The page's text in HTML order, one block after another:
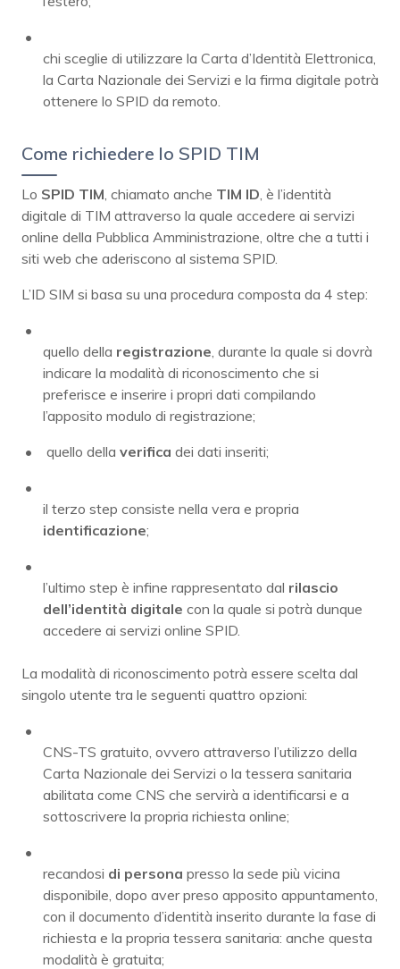
chi sceglie di utilizzare la Carta d’Identità Elettronica,
la Carta Nazionale dei Servizi e la firma digitale potrà
ottenere lo SPID da remoto.
Come richiedere lo SPID TIM
Lo SPID TIM, chiamato anche TIM ID, è l’identità
digitale di TIM attraverso la quale accedere ai servizi
online della Pubblica Amministrazione, oltre che a tutti i
siti web che aderiscono al sistema SPID.
L’ID SIM si basa su una procedura composta da 4 step:
quello della registrazione, durante la quale si dovrà
indicare la modalità di riconoscimento che si
preferisce e inserire i propri dati compilando
l’apposito modulo di registrazione;
quello della verifica dei dati inseriti;
il terzo step consiste nella vera e propria
identificazione;
l’ultimo step è infine rappresentato dal rilascio
dell’identità digitale con la quale si potrà dunque
accedere ai servizi online SPID.
La modalità di riconoscimento potrà essere scelta dal
singolo utente tra le seguenti quattro opzioni:
CNS-TS gratuito, ovvero attraverso l’utilizzo della
Carta Nazionale dei Servizi o la tessera sanitaria
abilitata come CNS che servirà a identificarsi e a
sottoscrivere la propria richiesta online;
recandosi di persona presso la sede più vicina
disponibile, dopo aver preso apposito appuntamento,
con il documento d’identità inserito durante la fase di
richiesta e la propria tessera sanitaria: anche questa
modalità è gratuita;